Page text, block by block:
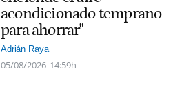
acondicionado temprano
para ahorrar"
Adrián Raya
05/08/2026 14:59h